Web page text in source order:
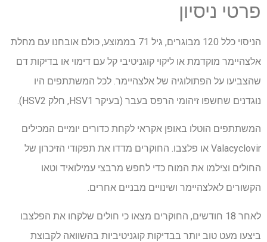
פרטי ניסיון
הניסוי כלל 120 מבוגרים, גיל 71 בממוצע, כולם אובחנו עם מחלת
אלצהיימר מוקדמת או ליקוי קוגניטיבי קל עם דימוי או בדיקות דם
שהצביעו על הפתולוגיה של אלצהיימר. לכל המשתתפים היו
נוגדנים שחשפו זיהומי הרפס בעבר (בעיקר HSV1, חלק HSV2).
המשתתפים הוטלו באופן אקראי לקחת כדורים יומיים המכילים
Valacyclovir או פלצבו. החוקרים מדדו את תפקודי הזיכרון של
החולים וצילמו את המוח כדי לחפש מרבצי עמילואיד וטאו
הקשורים לאלצהיימר ושינויים מבניים אחרים.
לאחר 18 חודשים, החוקרים מצאו כי חולים שלקחו את הפלצבו
ביצעו מעט טוב יותר בבדיקות קוגניטיביות בהשוואה לקבוצת